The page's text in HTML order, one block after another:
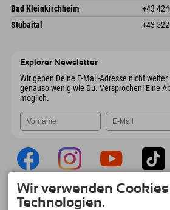
Österreich
Gscheat 14
6441 Umhausen
Österreich
Bad Kleinkirchheim +43
Dorfstraße 24
Stubaital +43
Explorer Newsletter
Wir geben Deine E-Mail-Adresse nicht
genauso wenig wie Du. Versprochen! Eine
möglich.
Explorer App
Wir verwenden
Technologien.